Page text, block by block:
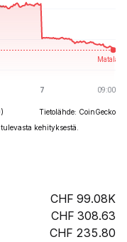
Tietolähde: CoinGecko
kehityksestä.
99.08K
308.63
235.80